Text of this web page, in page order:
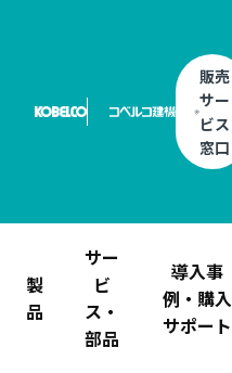
販売
サー
ビス
窓口
製
品
サー
ビ
ス・
部品
導入事
例・購入
サポート